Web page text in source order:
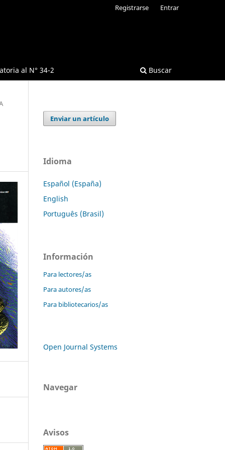
al N° 34-2 Buscar
Registrarse Entrar
Enviar un artículo
Idioma
Español (España)
English
Português (Brasil)
Información
Para lectores/as
Para autores/as
Para bibliotecarios/as
Open Journal Systems
Navegar
Avisos